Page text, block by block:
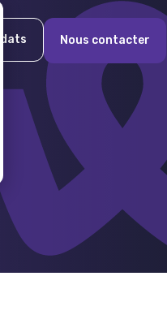
Nous contacter